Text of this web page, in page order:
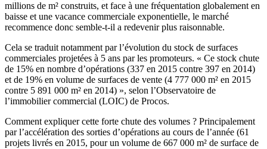
millions de m² construits, et face à une fréquentation globalement en
baisse et une vacance commerciale exponentielle, le marché
recommence donc semble-t-il a redevenir plus raisonnable.
Cela se traduit notamment par l’évolution du stock de surfaces
commerciales projetées à 5 ans par les promoteurs. « Ce stock chute
de 15% en nombre d’opérations (337 en 2015 contre 397 en 2014)
et de 19% en volume de surfaces de vente (4 777 000 m² en 2015
contre 5 891 000 m² en 2014) », selon l’Observatoire de
l’immobilier commercial (LOIC) de Procos.
Comment expliquer cette forte chute des volumes ? Principalement
par l’accélération des sorties d’opérations au cours de l’année (61
projets livrés en 2015, pour un volume de 667 000 m² de surface de